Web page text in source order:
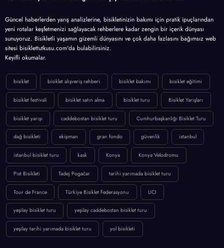
Güncel haberlerden yarış analizlerine, bisikletinizin bakımı için pratik ipuçlarından
yeni rotalar keşfetmenizi sağlayacak rehberlere kadar zengin bir içerik dünyası
sunuyoruz. Bisikletli yaşamın gizemli dünyasını ve çok daha fazlasını bağımsız web
sitesi bisiklettutkusu.com'da bulabilirsiniz.
Keyifli okumalar.
bisiklet bisiklet alışveriş rehberi bisiklet bakımı bisiklet eğitimi
bisiklet festivali bisiklet satın alma bisiklet turu Bisiklet Yarışları
bisiklet yarışı caddebostan bisiklet turu Cumhurbaşkanlığı Bisiklet Turu
dağ bisikleti ekipman gran fondo güvenlik istanbul
istanbul bisiklet turu kask Konya Konya Velodromu
Pist Bisikleti Tadej Pogačar tarihi yarımada bisiklet turu
Tour de France Türkiye Bisiklet Federasyonu UCI
yeşilay bisiklet turu yeşilay caddebostan bisiklet turu
yeşilay tarihi yarımada bisiklet turu yol bisikleti